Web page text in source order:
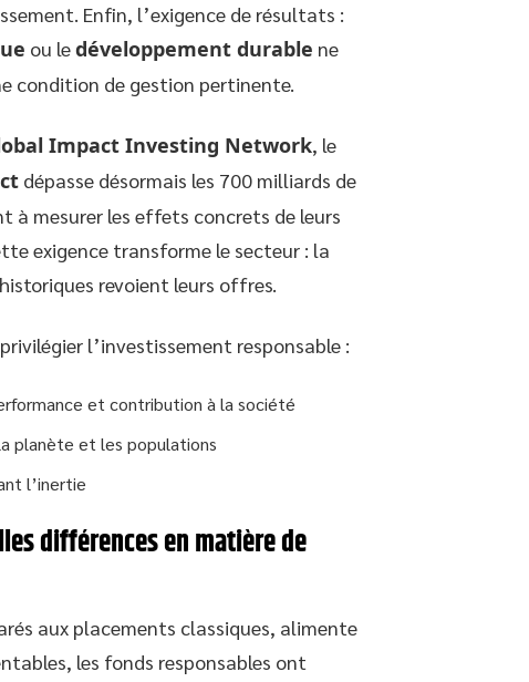
Enfin, l’exigence de résultats :
ou ledéveloppement durable ne
condition de gestion pertinente.
Impact Investing Network, le
dépasse désormais les 700 milliards de
à mesurer les effets concrets de leurs
exigence transforme le secteur : la
revoient leurs offres.
l’investissement responsable :
et contribution à la société
planète et les populations
l’inertie
différences en matière de
aux placements classiques, alimente
les fonds responsables ont